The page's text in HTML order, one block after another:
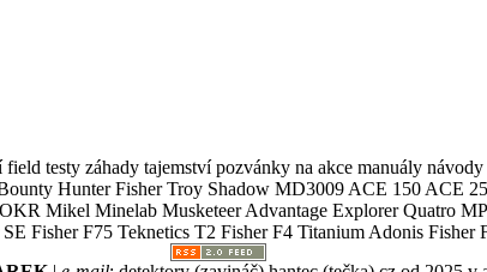
testy záhady tajemství pozvánky na akce manuály
Hunter Fisher Troy Shadow MD3009 ACE 150 ACE
Mikel Minelab Musketeer Advantage Explorer Quatro
Fisher F75 Teknetics T2 Fisher F4 Titanium Adonis Fisher